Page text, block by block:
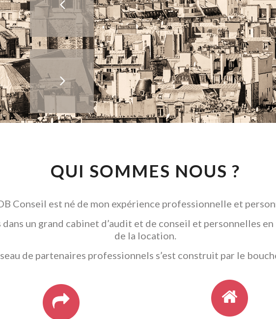
QUI SOMMES NOUS ?
Conseil est né de mon expérience professionnelle et
un grand cabinet d’audit et de conseil et personnelles
de la location.
de partenaires professionnels s’est construit par le